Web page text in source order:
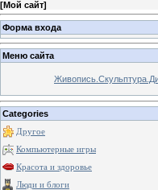
[Мой сайт]
Форма входа
Меню сайта
Categories
Другое
Компьютерные игры
Красота и здоровье
Люди и блоги